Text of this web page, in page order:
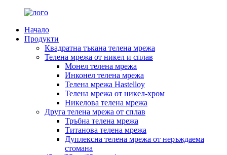
Начало
Продукти
Квадратна тъкана телена мрежа
Телена мрежа от никел и сплав
Монел телена мрежа
Инконел телена мрежа
Телена мрежа Hastelloy
Телена мрежа от никел-хром
Никелова телена мрежа
Друга телена мрежа от сплав
Тръбна телена мрежа
Титанова телена мрежа
Дуплексна телена мрежа от неръждаема
стомана